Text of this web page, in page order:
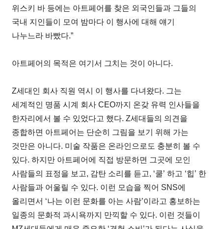
위스키 바 등에는 아트페어를 찾은 외국인들과 그들의
국내 지인들이 모여 밤마다 이 행사에 대해 얘기
나누느라 바빴다.”
아트페어의 목적은 여기서 그치는 것이 아니다.
Z세대인 회사 직원 역시 이 행사를 다녀왔다. 그는
세계적인 명품 시계 회사 CEO까지 온갖 유력 인사들을
한자리에서 볼 수 있었다고 했다. Z세대들의 의견을
종합하면 아트페어는 단순히 그림을 보기 위해 가는
것만은 아니다. 미술 작품은 온라인으로도 충분히 볼 수
있다. 하지만 아트페어에 직접 방문하면 그곳에 모인
사람들의 표정을 보고, 감탄 소리를 듣고, ‘쿨’ 하고 ‘힙’ 한
사람들과 어울릴 수 있다. 이런 모습을 찍어 SNS에
올리면서 ‘나는 이런 문화를 아는 사람’이라고 홍보하는
일종의 문화적 과시욕까지 만끽할 수 있다. 이런 것들이